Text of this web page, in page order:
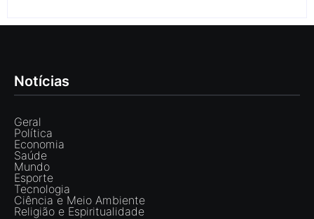
Notícias
Geral
Política
Economia
Saúde
Mundo
Esporte
Tecnologia
Ciência e Meio Ambiente
Religião e Espiritualidade